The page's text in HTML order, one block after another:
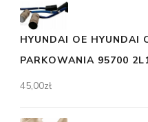
HYUNDAI OE HYUNDAI
PARKOWANIA 95700
45,00zł